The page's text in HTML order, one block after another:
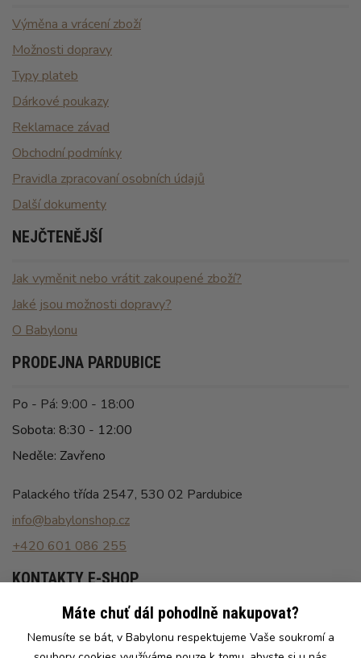
Výměna a vrácení zboží
Možnosti dopravy
Typy plateb
Dárkové poukazy
Reklamace závad
Obchodní podmínky
Pravidla zpracovaní osobních údajů
Další dokumenty
NEJČTENĚJŠÍ
Jak vyměnit nebo vrátit zakoupené zboží?
Jaké jsou možnosti dopravy?
O Babylonu
PRODEJNA PARDUBICE
Po - Pá: 9:00 - 18:00
Sobota: 8:30 - 12:00
Neděle: Zavřeno
Palackého třída 2547, 530 02 Pardubice
info@babylonshop.cz
+420 601 086 255
KONTAKTY E-SHOP
Po - Pá: 8:00 - 16:30
info@babylonshop.cz
Máte chuť dál pohodlně nakupovat?
Nemusíte se bát, v Babylonu respektujeme Vaše soukromí a